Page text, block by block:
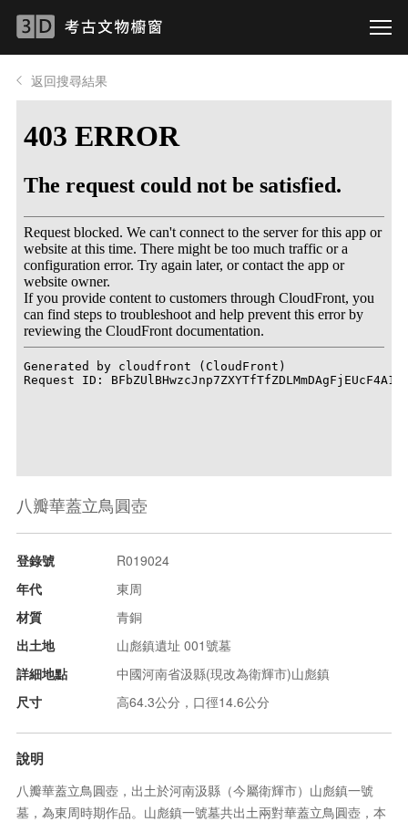
返回搜尋結果
八瓣華蓋立鳥圓壺
登錄號
R019024
年代
東周
材質
青銅
出土地
山彪鎮遺址 001號墓
詳細地點
中國河南省汲縣(現改為衛輝市)山彪鎮
尺寸
高64.3公分，口徑14.6公分
說明
八瓣華蓋立鳥圓壺，出土於河南汲縣（今屬衛輝市）山彪鎮一號
墓，為東周時期作品。山彪鎮一號墓共出土兩對華蓋立鳥圓壺，本